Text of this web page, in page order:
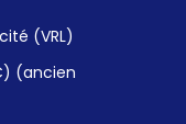
(VRL)
(ancien